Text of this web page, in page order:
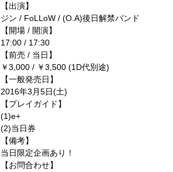
【出演】
ジン / FoLLoW / (O.A)後日解禁バンド
【開場 / 開演】
17:00 / 17:30
【前売 / 当日】
￥3,000 / ￥3,500 (1D代別途)
【一般発売日】
2016年3月5日(土)
【プレイガイド】
(1)e+
(2)当日券
【備考】
当日限定企画あり！
【お問合わせ】